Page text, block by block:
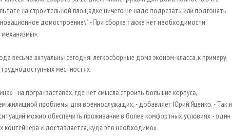
на строительной площадке ничего не надо подрезать или подгонять
домостроение\". - При сборке также нет необходимости
весьма актуальны сегодня: легкосборные дома эконом-класса, к примеру,
местностях.
- на погранзаставах, где нет смысла строить большие корпуса,
жилищной проблемы для военнослужащих, - добавляет Юрий Яценко. - Так и
можно обеспечить проживание в более комфортных условиях - один
и доставляется, куда это необходимо».